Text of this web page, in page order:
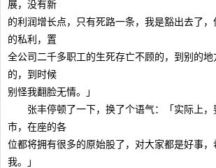
展，没有新
的利润增长点，只有死路一条，我是豁出去了
的私利，置
全公司二千多职工的生死存亡不顾的，到别的
的，到时候
别怪我翻脸无情。」
张丰停顿了一下，换了个语气：「实际上，
市，在座的各
位都将拥有很多的原始股了，对大家都是好事
我。」